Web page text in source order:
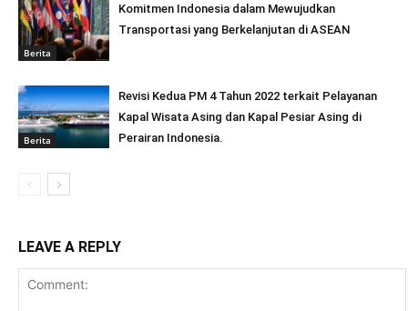
Berita
Komitmen Indonesia dalam Mewujudkan
Transportasi yang Berkelanjutan di ASEAN
Berita
Revisi Kedua PM 4 Tahun 2022 terkait Pelayanan
Kapal Wisata Asing dan Kapal Pesiar Asing di
Perairan Indonesia.
LEAVE A REPLY